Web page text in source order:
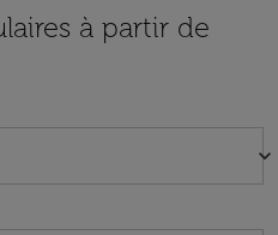
à partir de
keyboard_arrow_down